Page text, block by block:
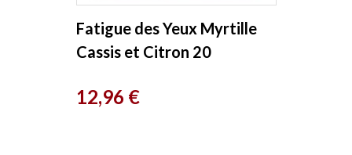
Fatigue des Yeux Myrtille
Cassis et Citron 20
Conseils
Prix
12,96 €